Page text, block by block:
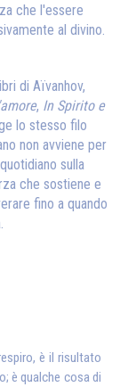
che l'essere
al divino.
di Aïvanhov,
, In Spirito e
lo stesso filo
non avviene per
sulla
che sostiene e
fino a quando
è il risultato
è qualche cosa di